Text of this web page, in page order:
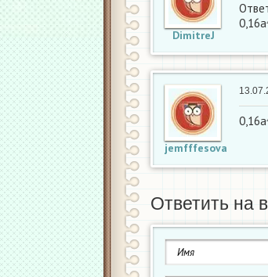
DimitreJ
jemfffesova
Ответить на